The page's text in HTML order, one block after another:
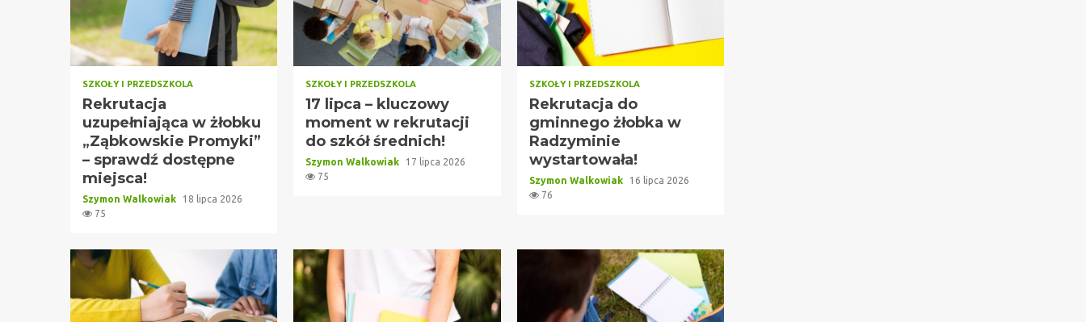
SZKOŁY I PRZEDSZKOLA
Rekrutacja
uzupełniająca w żłobku
„Ząbkowskie Promyki”
– sprawdź dostępne
miejsca!
Szymon Walkowiak
18 lipca 2026
75
SZKOŁY I PRZEDSZKOLA
17 lipca – kluczowy
moment w rekrutacji
do szkół średnich!
Szymon Walkowiak
17 lipca 2026
75
SZKOŁY I PRZEDSZKOLA
Rekrutacja do
gminnego żłobka w
Radzyminie
wystartowała!
Szymon Walkowiak
16 lipca 2026
76